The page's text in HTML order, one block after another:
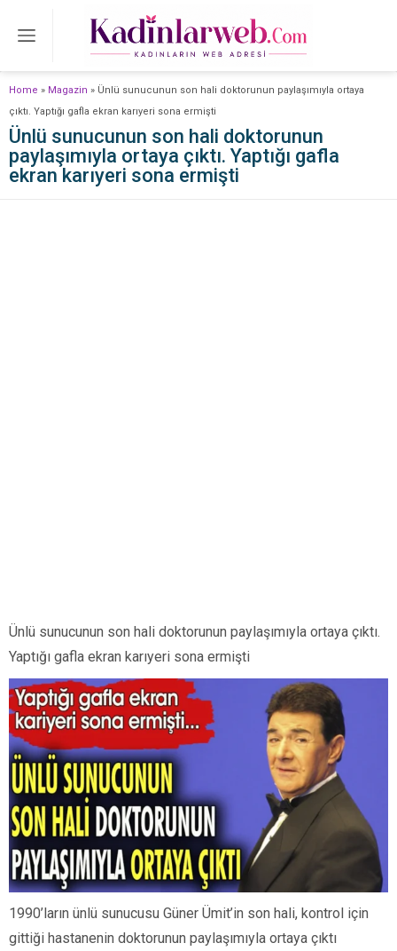
Home » Magazin » Ünlü sunucunun son hali doktorunun paylaşımıyla ortaya
çıktı. Yaptığı gafla ekran karıyeri sona ermişti
Ünlü sunucunun son hali doktorunun
paylaşımıyla ortaya çıktı. Yaptığı gafla
ekran karıyeri sona ermişti
Ünlü sunucunun son hali doktorunun paylaşımıyla ortaya çıktı.
Yaptığı gafla ekran karıyeri sona ermişti
1990’ların ünlü sunucusu Güner Ümit’in son hali, kontrol için
gittiği hastanenin doktorunun paylaşımıyla ortaya çıktı